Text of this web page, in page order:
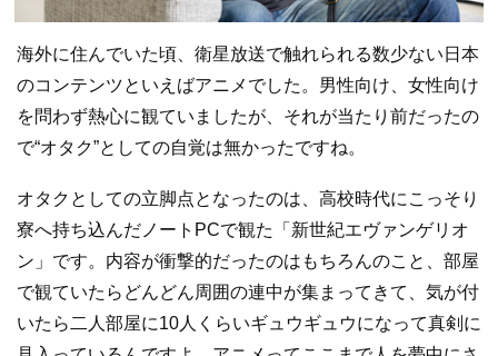
海外に住んでいた頃、衛星放送で触れられる数少ない日本
のコンテンツといえばアニメでした。男性向け、女性向け
を問わず熱心に観ていましたが、それが当たり前だったの
で“オタク”としての自覚は無かったですね。
オタクとしての立脚点となったのは、高校時代にこっそり
寮へ持ち込んだノートPCで観た「新世紀エヴァンゲリオ
ン」です。内容が衝撃的だったのはもちろんのこと、部屋
で観ていたらどんどん周囲の連中が集まってきて、気が付
いたら二人部屋に10人くらいギュウギュウになって真剣に